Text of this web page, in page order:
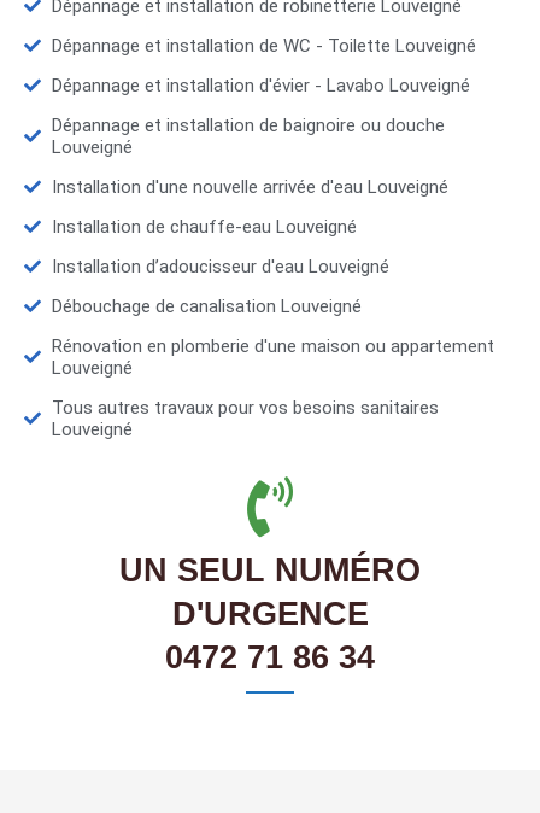
Dépannage et installation de robinetterie Louveigné
Dépannage et installation de WC - Toilette Louveigné
Dépannage et installation d'évier - Lavabo Louveigné
Dépannage et installation de baignoire ou douche
Louveigné
Installation d'une nouvelle arrivée d'eau Louveigné
Installation de chauffe-eau Louveigné
Installation d’adoucisseur d'eau Louveigné
Débouchage de canalisation Louveigné
Rénovation en plomberie d'une maison ou appartement
Louveigné
Tous autres travaux pour vos besoins sanitaires
Louveigné
UN SEUL NUMÉRO
D'URGENCE
0472 71 86 34